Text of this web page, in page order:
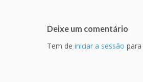
Deixe um comentário
Tem de iniciar a sessão